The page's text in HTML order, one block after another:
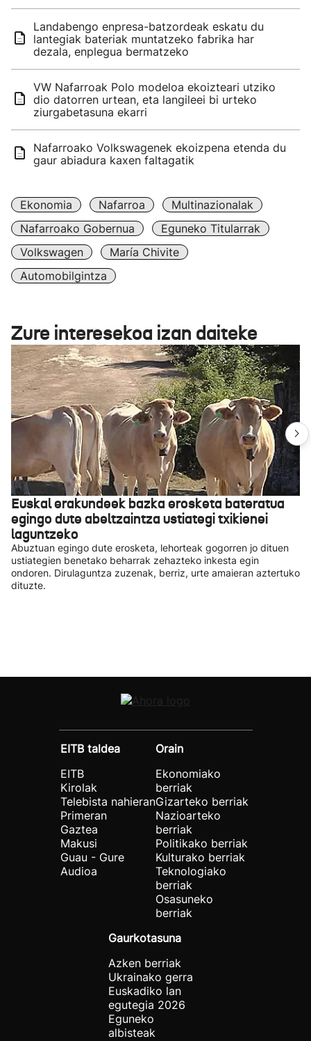
Landabengo enpresa-batzordeak eskatu du
lantegiak bateriak muntatzeko fabrika har
dezala, enplegua bermatzeko
VW Nafarroak Polo modeloa ekoizteari utziko
dio datorren urtean, eta langileei bi urteko
ziurgabetasuna ekarri
Nafarroako Volkswagenek ekoizpena etenda du
gaur abiadura kaxen faltagatik
Ekonomia Nafarroa
Multinazionalak
Nafarroako Gobernua
Eguneko Titularrak
Volkswagen
María Chivite
Automobilgintza
Zure interesekoa izan daiteke
Euskal erakundeek bazka erosketa bateratua
egingo dute abeltzaintza ustiategi txikienei
laguntzeko
Abuztuan egingo dute erosketa, lehorteak gogorren jo dituen
ustiategien benetako beharrak zehazteko inkesta egin
ondoren. Dirulaguntza zuzenak, berriz, urte amaieran aztertuko
dituzte.
EITB taldea
EITB
Kirolak
Telebista nahieran
Primeran
Gaztea
Makusi
Guau - Gure
Audioa
Orain
Ekonomiako
berriak
Gizarteko berriak
Nazioarteko
berriak
Politikako berriak
Kulturako berriak
Teknologiako
berriak
Osasuneko
berriak
Gaurkotasuna
Azken berriak
Ukrainako gerra
Euskadiko lan
egutegia 2026
Eguneko
albisteak